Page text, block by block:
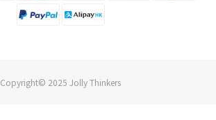
Copyright© 2025 Jolly Thinkers